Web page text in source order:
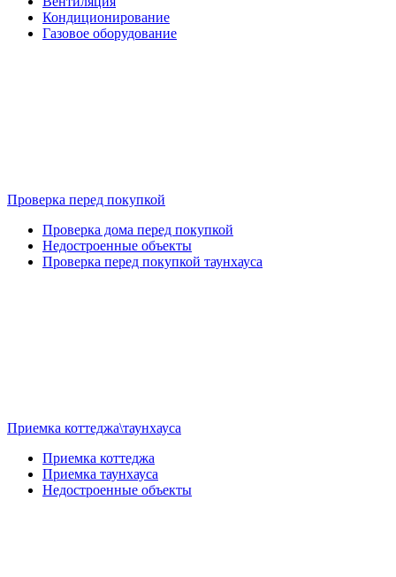
Кондиционирование
Газовое оборудование
Проверка перед покупкой
Проверка дома перед покупкой
Недостроенные объекты
Проверка перед покупкой таунхауса
Приемка коттеджа\таунхауса
Приемка коттеджа
Приемка таунхауса
Недостроенные объекты